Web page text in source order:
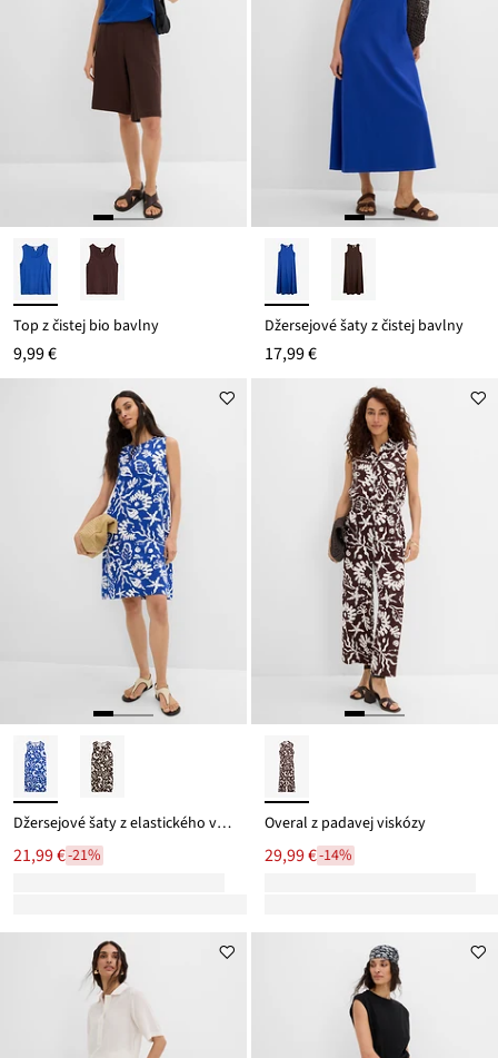
Top z čistej bio bavlny
9,99 €
Džersejové šaty z čistej bavlny
17,99 €
Džersejové šaty z elastického viskózového mixu
21,99 €-21%
Overal z padavej viskózy
29,99 €-14%